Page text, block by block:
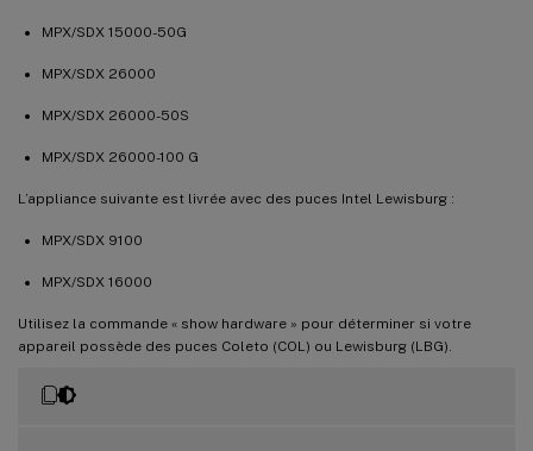
MPX/SDX 15000-50G
MPX/SDX 26000
MPX/SDX 26000-50S
MPX/SDX 26000-100 G
L’appliance suivante est livrée avec des puces Intel Lewisburg :
MPX/SDX 9100
MPX/SDX 16000
Utilisez la commande « show hardware » pour déterminer si votre
appareil possède des puces Coleto (COL) ou Lewisburg (LBG).